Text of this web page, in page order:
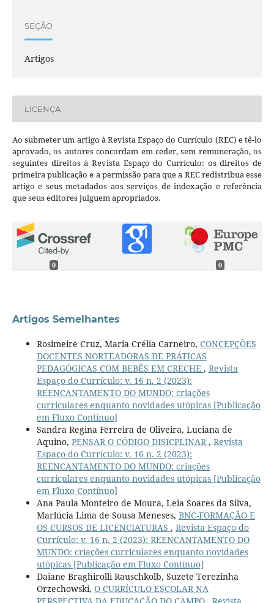
SEÇÃO
Artigos
LICENÇA
Ao submeter um artigo à Revista Espaço do Currículo (REC) e tê-lo
aprovado, os autores concordam em ceder, sem remuneração, os
seguintes direitos à Revista Espaço do Currículo: os direitos de
primeira publicação e a permissão para que a REC redistribua esse
artigo e seus metadados aos serviços de indexação e referência
que seus editores julguem apropriados.
0 0
Artigos Semelhantes
Rosimeire Cruz, Maria Crélia Carneiro, CONCEPÇÕES
DOCENTES NORTEADORAS DE PRÁTICAS
PEDAGÓGICAS COM BEBÊS EM CRECHE , Revista
Espaço do Currículo: v. 16 n. 2 (2023):
REENCANTAMENTO DO MUNDO: criações
curriculares enquanto novidades utópicas [Publicação
em Fluxo Contínuo]
Sandra Regina Ferreira de Oliveira, Luciana de
Aquino, PENSAR O CÓDIGO DISICPLINAR, Revista
Espaço do Currículo: v. 16 n. 2 (2023):
REENCANTAMENTO DO MUNDO: criações
curriculares enquanto novidades utópicas [Publicação
em Fluxo Contínuo]
Ana Paula Monteiro de Moura, Leia Soares da Silva,
Marlúcia Lima de Sousa Meneses, BNC-FORMAÇÃO E
OS CURSOS DE LICENCIATURAS , Revista Espaço do
Currículo: v. 16 n. 2 (2023): REENCANTAMENTO DO
MUNDO: criações curriculares enquanto novidades
utópicas [Publicação em Fluxo Contínuo]
Daiane Braghirolli Rauschkolb, Suzete Terezinha
Orzechowski, O CURRÍCULO ESCOLAR NA